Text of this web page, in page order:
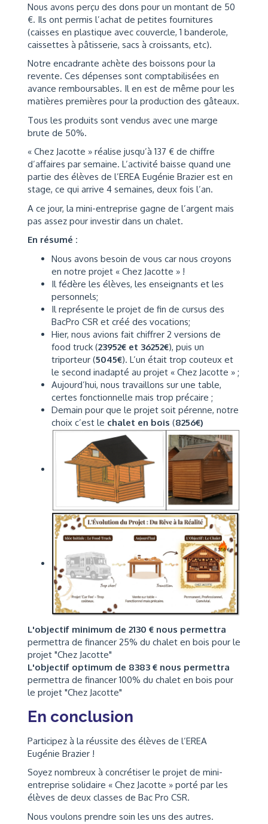
Nous avons perçu des dons pour un montant de 50
€. Ils ont permis l’achat de petites fournitures
(caisses en plastique avec couvercle, 1 banderole,
caissettes à pâtisserie, sacs à croissants, etc).
Notre encadrante achète des boissons pour la
revente. Ces dépenses sont comptabilisées en
avance remboursables. Il en est de même pour les
matières premières pour la production des gâteaux.
Tous les produits sont vendus avec une marge
brute de 50%.
« Chez Jacotte » réalise jusqu’à 137 € de chiffre
d’affaires par semaine. L’activité baisse quand une
partie des élèves de l’EREA Eugénie Brazier est en
stage, ce qui arrive 4 semaines, deux fois l’an.
A ce jour, la mini-entreprise gagne de l’argent mais
pas assez pour investir dans un chalet.
En résumé :
Nous avons besoin de vous car nous croyons
en notre projet « Chez Jacotte » !
Il fédère les élèves, les enseignants et les
personnels;
Il représente le projet de fin de cursus des
BacPro CSR et créé des vocations;
Hier, nous avions fait chiffrer 2 versions de
food truck (23952€ et 36252€), puis un
triporteur (5045€). L’un était trop couteux et
le second inadapté au projet « Chez Jacotte » ;
Aujourd’hui, nous travaillons sur une table,
certes fonctionnelle mais trop précaire ;
Demain pour que le projet soit pérenne, notre
choix c’est le chalet en bois (8256€)
L'objectif minimum de 2130 € nous permettra
permettra de financer 25% du chalet en bois pour le
projet "Chez Jacotte"
L'objectif optimum de 8383 € nous permettra
permettra de financer 100% du chalet en bois pour
le projet "Chez Jacotte"
En conclusion
Participez à la réussite des élèves de l’EREA
Eugénie Brazier !
Soyez nombreux à concrétiser le projet de mini-
entreprise solidaire « Chez Jacotte » porté par les
élèves de deux classes de Bac Pro CSR.
Nous voulons prendre soin les uns des autres.